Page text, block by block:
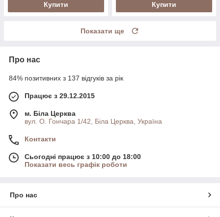
Купити Купити
Показати ще
Про нас
84% позитивних з 137 відгуків за рік
Працює з 29.12.2015
м. Біла Церква
вул. О. Гончара 1/42, Біла Церква, Україна
Контакти
Сьогодні працює з 10:00 до 18:00
Показати весь графік роботи
Про нас